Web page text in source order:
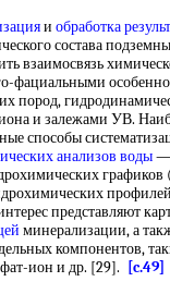
и обработка
состава
взаимосвязь
фациальными
пород,
и залежами УВ.
способы
анализов воды—
графиков
представляют
минерализации, а
компонентов,
ион и др. [29].
[c.49]